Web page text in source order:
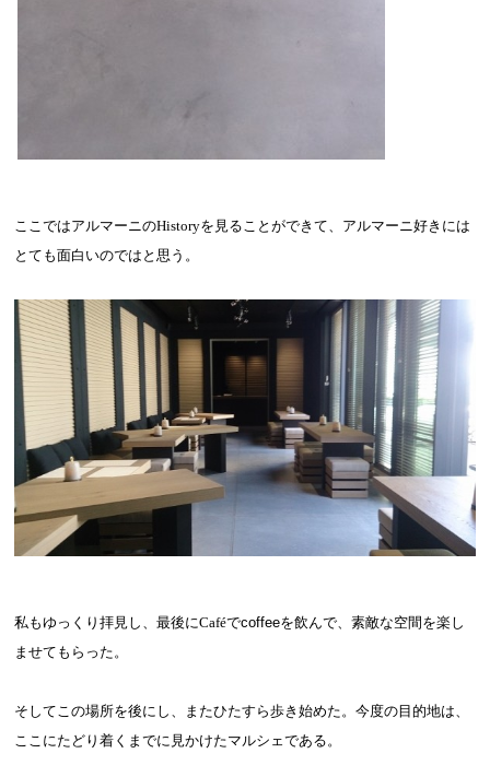
ここではアルマーニのHistoryを見ることができて、アルマーニ好きには
とても面白いのではと思う。
私もゆっくり拝見し、最後にCaféでcoffeeを飲んで、素敵な空間を楽し
ませてもらった。
そしてこの場所を後にし、またひたすら歩き始めた。今度の目的地は、
ここにたどり着くまでに見かけたマルシェである。